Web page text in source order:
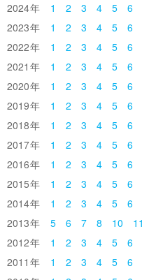
2024
1 2 3 4 5 6
2023
1 2 3 4 5 6
2022
1 2 3 4 5 6
2021
1 2 3 4 5 6
2020
1 2 3 4 5 6
2019
1 2 3 4 5 6
2018
1 2 3 4 5 6
2017
1 2 3 4 5 6
2016
1 2 3 4 5 6
2015
1 2 3 4 5 6
2014
1 2 3 4 5 6
2013
5 6 7 8 10 11
2012
1 2 3 4 5 6
2011
1 2 3 4 5 6